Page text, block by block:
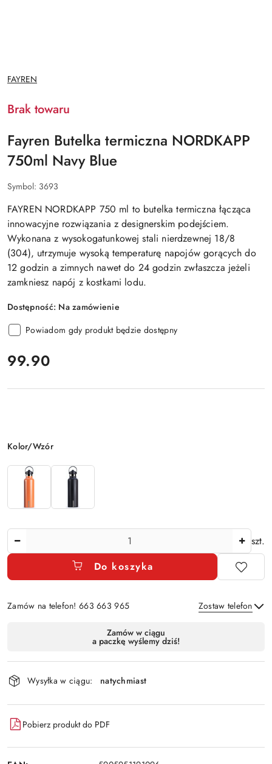
NAZWA
PRODUCENTA:
FAYREN
Brak towaru
Fayren Butelka termiczna NORDKAPP
750ml Navy Blue
Symbol: 3693
FAYREN NORDKAPP 750 ml to butelka termiczna łącząca
innowacyjne rozwiązania z designerskim podejściem.
Wykonana z wysokogatunkowej stali nierdzewnej 18/8
(304), utrzymuje wysoką temperaturę napojów gorących do
12 godzin a zimnych nawet do 24 godzin zwłaszcza jeżeli
zamkniesz napój z kostkami lodu.
Dostępność: Na zamówienie
Powiadom gdy produkt będzie dostępny
cena:
99.90
Wariant
Kolor/Wzór
szt.
Do koszyka
Zamów na telefon! 663 663 965 Zostaw telefon
Wyślij
dostawa
Zamów w ciągu
a paczkę wyślemy dziś!
Wysyłka w ciągu: natychmiast
Pobierz produkt do PDF